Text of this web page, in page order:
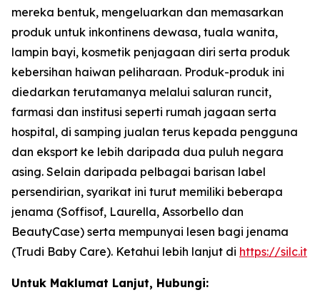
mereka bentuk, mengeluarkan dan memasarkan
produk untuk inkontinens dewasa, tuala wanita,
lampin bayi, kosmetik penjagaan diri serta produk
kebersihan haiwan peliharaan. Produk-produk ini
diedarkan terutamanya melalui saluran runcit,
farmasi dan institusi seperti rumah jagaan serta
hospital, di samping jualan terus kepada pengguna
dan eksport ke lebih daripada dua puluh negara
asing. Selain daripada pelbagai barisan label
persendirian, syarikat ini turut memiliki beberapa
jenama (Soffisof, Laurella, Assorbello dan
BeautyCase) serta mempunyai lesen bagi jenama
(Trudi Baby Care). Ketahui lebih lanjut di https://silc.it
Untuk Maklumat Lanjut, Hubungi: